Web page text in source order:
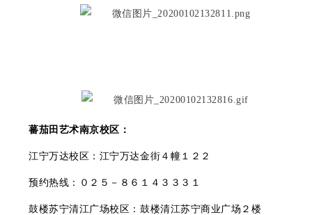
蕃茄田艺术南京校区：
江宁万达校区：江宁万达金街４幢１２２
预约热线：０２５－８６１４３３３１
鼓楼苏宁清江广场校区：鼓楼清江苏宁商业广场２楼